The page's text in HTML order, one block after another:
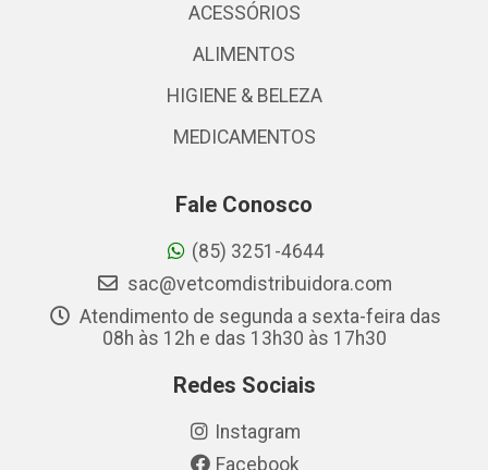
ACESSÓRIOS
ALIMENTOS
HIGIENE & BELEZA
MEDICAMENTOS
Fale Conosco
(85) 3251-4644
sac@vetcomdistribuidora.com
Atendimento de segunda a sexta-feira das
08h às 12h e das 13h30 às 17h30
Redes Sociais
Instagram
Facebook